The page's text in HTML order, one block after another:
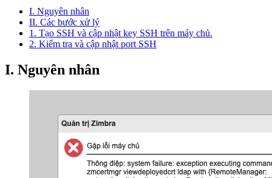
I. Nguyên nhân
II. Các bước xử lý
1. Tạo SSH và cập nhật key SSH trên máy chủ.
2. Kiểm tra và cập nhật port SSH
I. Nguyên nhân